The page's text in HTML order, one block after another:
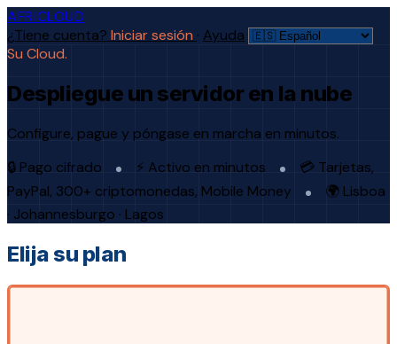
AFRICLOUD
¿Tiene cuenta? Iniciar sesión · Ayuda
Su Cloud.
Despliegue un servidor en la nube
Configure, pague y póngase en marcha en minutos.
🔒 Pago cifrado
⚡ Activo en minutos
💳 Tarjetas,
PayPal, 300+ criptomonedas, Mobile Money
🌍 Lisboa
· Johannesburgo · Lagos
Elija su plan